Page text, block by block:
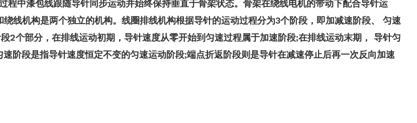
程中漆包线跟随导针同步运动并始终保持垂直于骨架状态。骨架在绕线电机的带动下配合导针运
线机构是两个独立的机构。线圈排线机构根据导针的运动过程分为3个阶段，即加减速阶段、 匀速
2个部分，在排线运动初期，导针速度从零开始到匀速过程属于加速阶段;在排线运动末期， 导针匀
阶段是指导针速度恒定不变的匀速运动阶段;端点折返阶段则是导针在减速停止后再一次反向加速